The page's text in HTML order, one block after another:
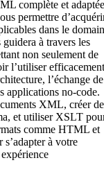
complète et adaptée
permettre
dans le
à travers les
non seulement de
l’utiliser
l’échange de
applications no-code.
XML, créer
et utiliser XSLT
comme HTML et
à votre